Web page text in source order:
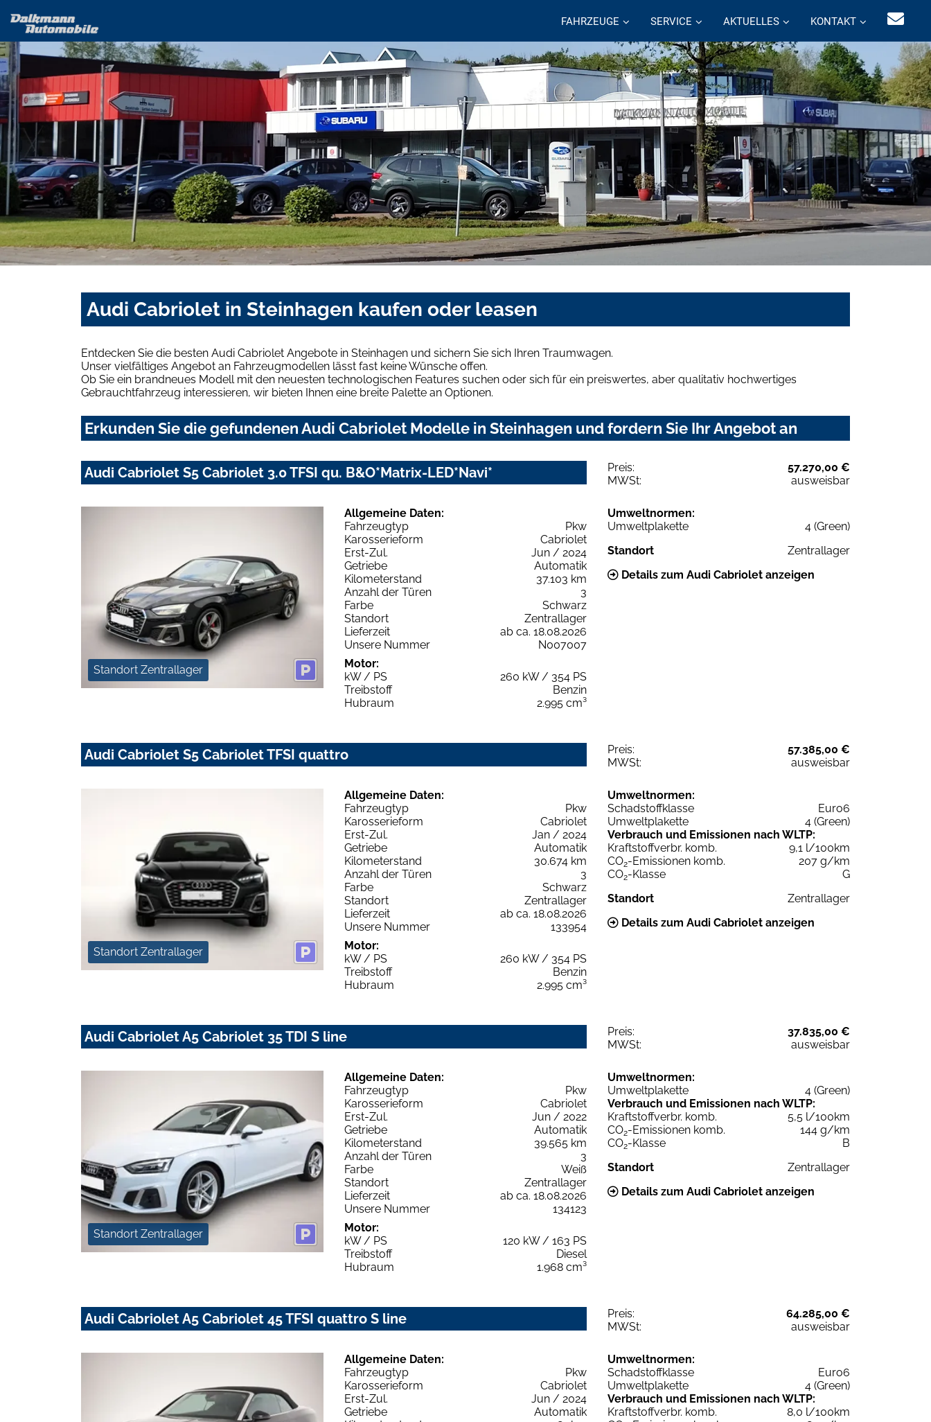
FAHRZEUGE SERVICE AKTUELLES KONTAKT
Audi Cabriolet in Steinhagen kaufen oder leasen
Entdecken Sie die besten Audi Cabriolet Angebote in Steinhagen und sichern Sie sich Ihren Traumwagen.
Unser vielfältiges Angebot an Fahrzeugmodellen lässt fast keine Wünsche offen.
Ob Sie ein brandneues Modell mit den neuesten technologischen Features suchen oder sich für ein preiswertes, aber qualitativ hochwertiges
Gebrauchtfahrzeug interessieren, wir bieten Ihnen eine breite Palette an Optionen.
Erkunden Sie die gefundenen Audi Cabriolet Modelle in Steinhagen und fordern Sie Ihr Angebot an
Audi Cabriolet S5 Cabriolet 3.0 TFSI qu. B&O*Matrix-LED*Navi* Preis:
57.270,00 €
MWSt:
ausweisbar
Standort Zentrallager
Allgemeine Daten:
Fahrzeugtyp
Pkw
Karosserieform
Cabriolet
Erst-Zul.
Jun / 2024
Getriebe
Automatik
Kilometerstand
37.103 km
Anzahl der Türen
3
Farbe
Schwarz
Standort
Zentrallager
Lieferzeit
ab ca. 18.08.2026
Unsere Nummer
N007007
Motor:
kW / PS
260 kW / 354 PS
Treibstoff
Benzin
Hubraum
2.995 cm³
Umweltnormen:
Umweltplakette
4 (Green)
Standort
Zentrallager
Details zum Audi Cabriolet anzeigen
Audi Cabriolet S5 Cabriolet TFSI quattro Preis:
57.385,00 €
MWSt:
ausweisbar
Standort Zentrallager
Allgemeine Daten:
Fahrzeugtyp
Pkw
Karosserieform
Cabriolet
Erst-Zul.
Jan / 2024
Getriebe
Automatik
Kilometerstand
30.674 km
Anzahl der Türen
3
Farbe
Schwarz
Standort
Zentrallager
Lieferzeit
ab ca. 18.08.2026
Unsere Nummer
133954
Motor:
kW / PS
260 kW / 354 PS
Treibstoff
Benzin
Hubraum
2.995 cm³
Umweltnormen:
Schadstoffklasse
Euro6
Umweltplakette
4 (Green)
Verbrauch und Emissionen nach WLTP:
Kraftstoffverbr. komb.
9,1 l/100km
CO2-Emissionen komb.
207 g/km
CO2-Klasse
G
Standort
Zentrallager
Details zum Audi Cabriolet anzeigen
Audi Cabriolet A5 Cabriolet 35 TDI S line Preis:
37.835,00 €
MWSt:
ausweisbar
Standort Zentrallager
Allgemeine Daten:
Fahrzeugtyp
Pkw
Karosserieform
Cabriolet
Erst-Zul.
Jun / 2022
Getriebe
Automatik
Kilometerstand
39.565 km
Anzahl der Türen
3
Farbe
Weiß
Standort
Zentrallager
Lieferzeit
ab ca. 18.08.2026
Unsere Nummer
134123
Motor:
kW / PS
120 kW / 163 PS
Treibstoff
Diesel
Hubraum
1.968 cm³
Umweltnormen:
Umweltplakette
4 (Green)
Verbrauch und Emissionen nach WLTP:
Kraftstoffverbr. komb.
5,5 l/100km
CO2-Emissionen komb.
144 g/km
CO2-Klasse
B
Standort
Zentrallager
Details zum Audi Cabriolet anzeigen
Audi Cabriolet A5 Cabriolet 45 TFSI quattro S line Preis:
64.285,00 €
MWSt:
ausweisbar
Allgemeine Daten:
Fahrzeugtyp
Pkw
Karosserieform
Cabriolet
Erst-Zul.
Jun / 2024
Getriebe
Automatik
Umweltnormen:
Schadstoffklasse
Euro6
Umweltplakette
4 (Green)
Verbrauch und Emissionen nach WLTP:
Kraftstoffverbr. komb.
8,0 l/100km